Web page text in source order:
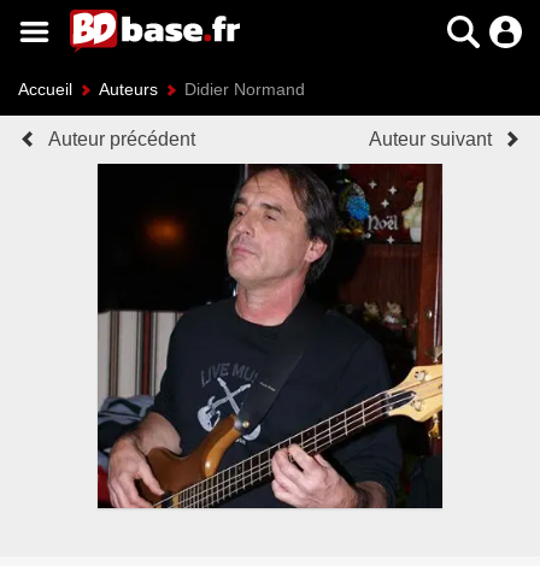
Accueil Auteurs Didier Normand
Auteur précédent Auteur suivant